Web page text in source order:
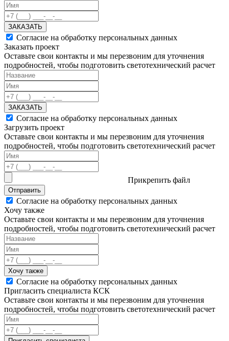
ЗАКАЗАТЬ
Согласие на обработку персональных данных
Заказать проект
Оставьте свои контакты и мы перезвоним для уточнения
подробностей, чтобы подготовить светотехнический расчет
ЗАКАЗАТЬ
Согласие на обработку персональных данных
Загрузить проект
Оставьте свои контакты и мы перезвоним для уточнения
подробностей, чтобы подготовить светотехнический расчет
Прикрепить файл
Отправить
Согласие на обработку персональных данных
Хочу также
Оставьте свои контакты и мы перезвоним для уточнения
подробностей, чтобы подготовить светотехнический расчет
Хочу также
Согласие на обработку персональных данных
Пригласить специалиста КСК
Оставьте свои контакты и мы перезвоним для уточнения
подробностей, чтобы подготовить светотехнический расчет